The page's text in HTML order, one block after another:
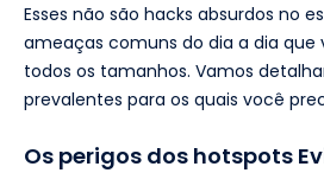
Esses não são hacks absurdos no
ameaças comuns do dia a dia que
todos os tamanhos. Vamos
prevalentes para os quais você
Os perigos dos hotspots